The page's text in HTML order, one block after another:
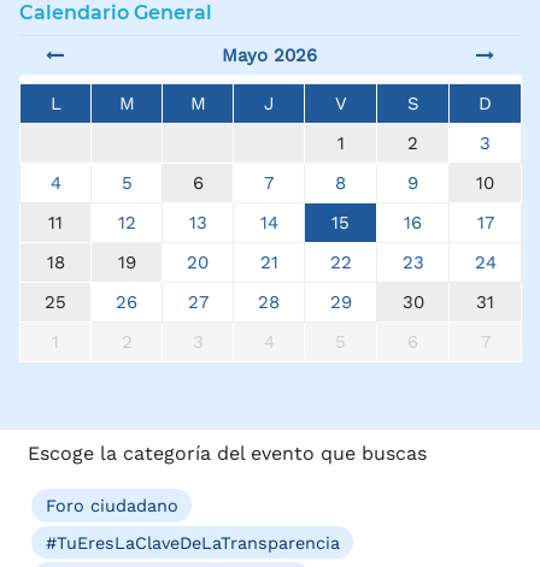
Calendario General
Mayo 2026
L M M J V S
D
1
2
3
4
5 6 7 8 9
10
11
12 13 14 15 16
17
18
19 20 21 22 23
24
25
26 27 28 29 30
31
1
2 3 4 5 6 7
Escoge la categoría del evento que buscas
Foro ciudadano
#TuEresLaClaveDeLaTransparencia